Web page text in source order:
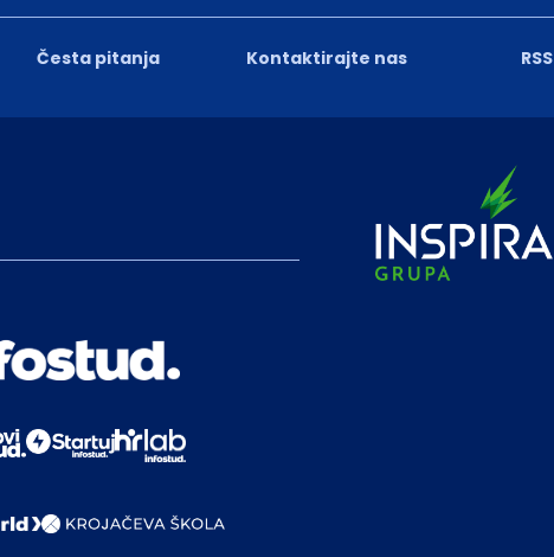
Česta pitanja Kontaktirajte nas RSS